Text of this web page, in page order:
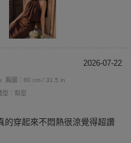
2026-07-22
胸圍：80 cm / 31.5 in
型：梨型
的穿起來不悶熱很涼覺得超讚